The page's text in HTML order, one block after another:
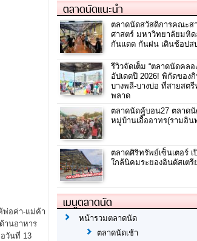
พ่อค่า-แม่ค้า
านอาหาร
วันที่ 13
ตลาดนัดแนะนำ
ตลาดนัดสวัสดิการคณะส
ศาสตร์​ มหาวิทยาลัยมหิด
กันแดด กันฝน เดินช้อปส
รีวิวจัดเต็ม “ตลาดนัดคลอ
อัปเดตปี 2026! พิกัดของ
บางพลี-บางบ่อ ที่สายสต
พลาด
ตลาดนัดคู้บอน27 ตลาด
หมู่บ้านเอื้ออาทร(รามอิน
ตลาดศิริทรัพย์เซ็นเตอร์ เ
ใกล้นิคมระยองอินดัสเตรี
เมนูตลาดนัด
หน้ารวมตลาดนัด
ตลาดนัดเช้า